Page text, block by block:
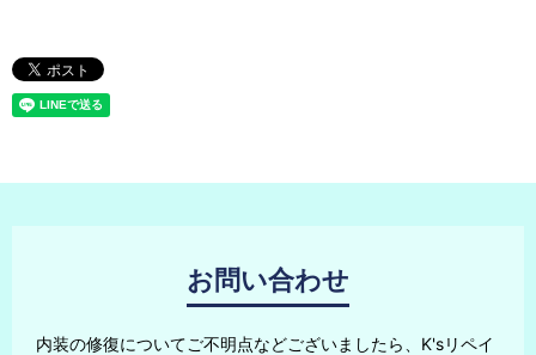
お問い合わせ
内装の修復についてご不明点などございましたら、K'sリペイ